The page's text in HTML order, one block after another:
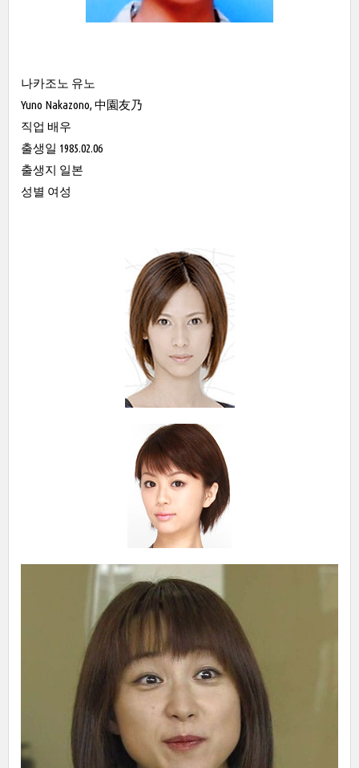
나카조노 유노
Yuno Nakazono, 中園友乃
직업 배우
출생일 1985.02.06
출생지 일본
성별 여성